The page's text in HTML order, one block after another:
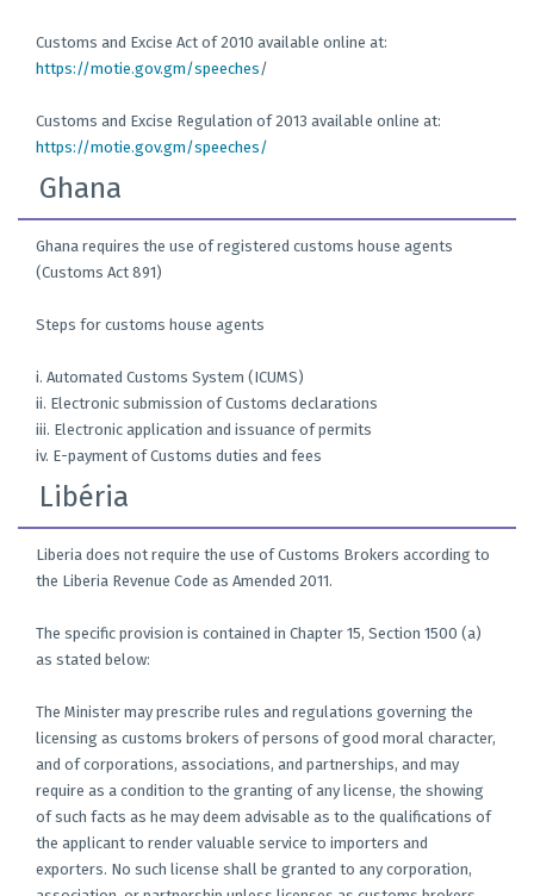
Customs and Excise Act of 2010 available online at:
https://motie.gov.gm/speeches/
Customs and Excise Regulation of 2013 available online at:
https://motie.gov.gm/speeches/
Ghana
Ghana requires the use of registered customs house agents
(Customs Act 891)
Steps for customs house agents
i. Automated Customs System (ICUMS)
ii. Electronic submission of Customs declarations
iii. Electronic application and issuance of permits
iv. E-payment of Customs duties and fees
Libéria
Liberia does not require the use of Customs Brokers according to
the Liberia Revenue Code as Amended 2011.
The specific provision is contained in Chapter 15, Section 1500 (a)
as stated below:
The Minister may prescribe rules and regulations governing the
licensing as customs brokers of persons of good moral character,
and of corporations, associations, and partnerships, and may
require as a condition to the granting of any license, the showing
of such facts as he may deem advisable as to the qualifications of
the applicant to render valuable service to importers and
exporters. No such license shall be granted to any corporation,